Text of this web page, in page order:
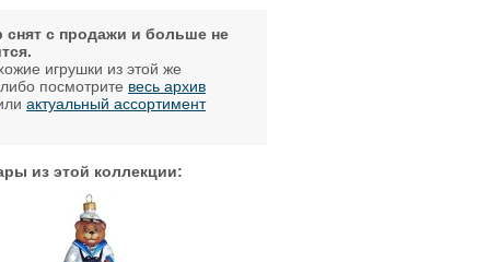
снят с продажи и больше не
игрушки из этой же
посмотрите весь архив
актуальный ассортимент
из этой коллекции: